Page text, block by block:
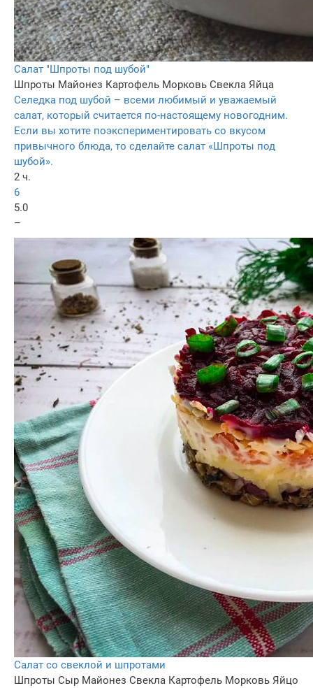
Салат "Шпроты под шубой"
Шпроты Майонез Картофель Морковь Свекла Яйца
Селедка под шубой – всеми любимый и уважаемый
салат, который считается по-настоящему новогодним.
Если вы хотите поэкспериментировать со вкусом
привычного блюда, то сделайте салат «Шпроты под
шубой».
2 ч.
6
5.0
–
Салат со свеклой и шпротами
Шпроты Сыр Майонез Свекла Картофель Морковь Яйцо